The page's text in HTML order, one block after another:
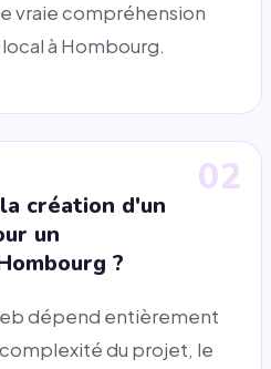
vraie compréhension
à Hombourg.
02
création d'un
un
?
dépend entièrement
du projet, le